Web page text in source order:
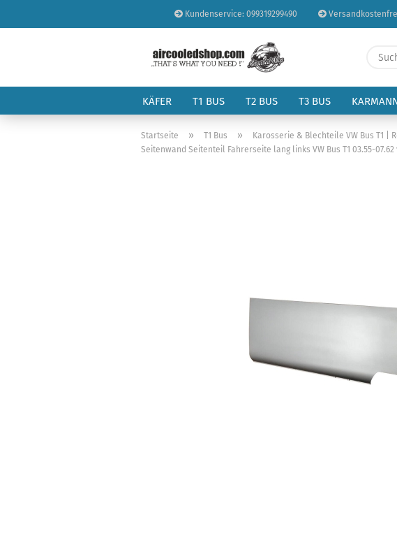
Kundenservice: 099319299490
KÄFER T1 BUS T2 BUS T3 BUS
Startseite » T1 Bus » Karosserie & Blechteile VW Bus T1 |
Seitenwand Seitenteil Fahrerseite lang links VW Bus T1 03.55-07.62